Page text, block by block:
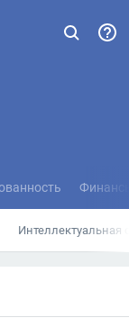
Интеллектуальная